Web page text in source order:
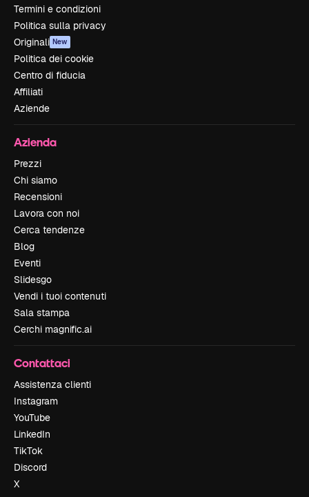
Termini e condizioni
Politica sulla privacy
Originali New
Politica dei cookie
Centro di fiducia
Affiliati
Aziende
Azienda
Prezzi
Chi siamo
Recensioni
Lavora con noi
Cerca tendenze
Blog
Eventi
Slidesgo
Vendi i tuoi contenuti
Sala stampa
Cerchi magnific.ai
Contattaci
Assistenza clienti
Instagram
YouTube
LinkedIn
TikTok
Discord
X